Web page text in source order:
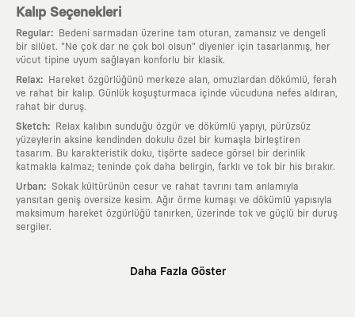
Kalıp Seçenekleri
Regular:
Bedeni sarmadan üzerine tam oturan, zamansız ve dengeli
bir silüet. "Ne çok dar ne çok bol olsun" diyenler için tasarlanmış, her
vücut tipine uyum sağlayan konforlu bir klasik.
Relax:
Hareket özgürlüğünü merkeze alan, omuzlardan dökümlü, ferah
ve rahat bir kalıp. Günlük koşuşturmaca içinde vücuduna nefes aldıran,
rahat bir duruş.
Sketch:
Relax kalıbın sunduğu özgür ve dökümlü yapıyı, pürüzsüz
yüzeylerin aksine kendinden dokulu özel bir kumaşla birleştiren
tasarım. Bu karakteristik doku, tişörte sadece görsel bir derinlik
katmakla kalmaz; teninde çok daha belirgin, farklı ve tok bir his bırakır.
Urban: Sokak kültürünün cesur ve rahat tavrını tam anlamıyla
yansıtan geniş oversize kesim. Ağır örme kumaşı ve dökümlü yapısıyla
maksimum hareket özgürlüğü tanırken, üzerinde tok ve güçlü bir duruş
sergiler.
Daha Fazla Göster